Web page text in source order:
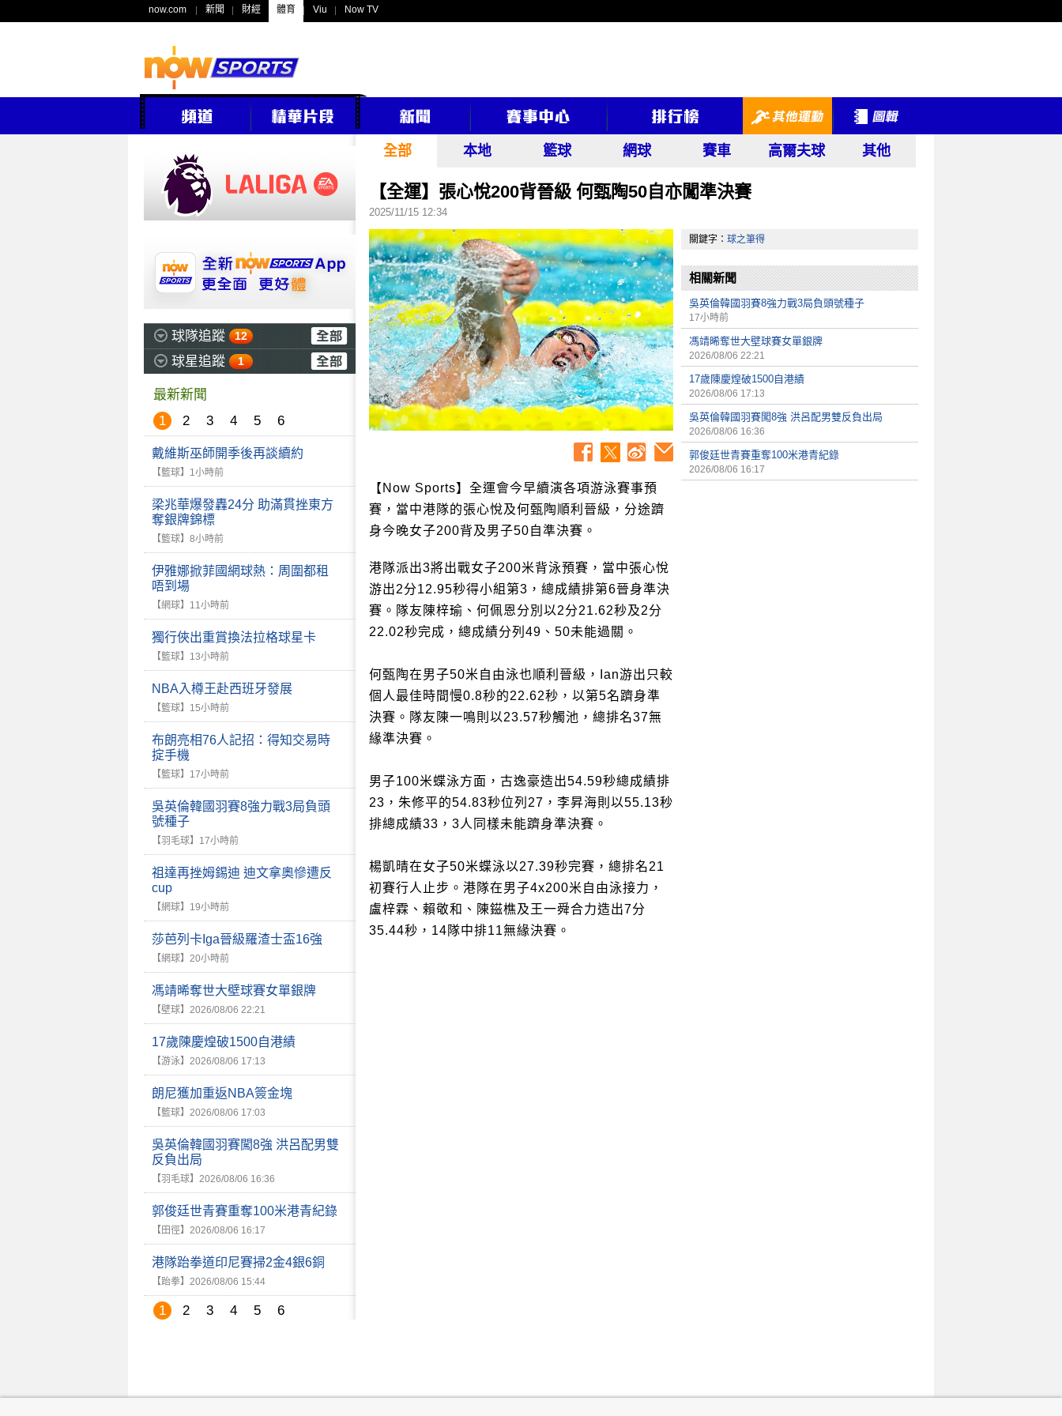
now.com 新聞 財經 體育 Viu Now TV
球隊追蹤 12
球星追蹤 1
最新新聞
1
2 3 4 5 6
戴維斯巫師開季後再談續約
【籃球】 1小時前
梁兆華爆發轟24分 助滿貫挫東方
奪銀牌錦標
【籃球】 8小時前
伊雅娜掀菲國網球熱：周圍都租
唔到場
【網球】 11小時前
獨行俠出重賞換法拉格球星卡
【籃球】 13小時前
NBA入樽王赴西班牙發展
【籃球】 15小時前
布朗亮相76人記招：得知交易時
掟手機
【籃球】 17小時前
吳英倫韓國羽賽8強力戰3局負頭
號種子
【羽毛球】 17小時前
祖達再挫姆錫迪 迪文拿奧慘遭反
cup
【網球】 19小時前
莎芭列卡Iga晉級羅渣士盃16強
【網球】 20小時前
馮靖晞奪世大壁球賽女單銀牌
【壁球】 2026/08/06 22:21
17歲陳慶煌破1500自港績
【游泳】 2026/08/06 17:13
朗尼獲加重返NBA簽金塊
【籃球】 2026/08/06 17:03
吳英倫韓國羽賽闖8強 洪呂配男雙
反負出局
【羽毛球】 2026/08/06 16:36
郭俊廷世青賽重奪100米港青紀錄
【田徑】 2026/08/06 16:17
港隊跆拳道印尼賽掃2金4銀6銅
【跆拳】 2026/08/06 15:44
1 2 3 4 5 6
全部 本地 籃球 網球 賽車 高爾夫球 其他
【全運】張心悅200背晉級 何甄陶50自亦闖準決賽
2025/11/15 12:34
【Now Sports】全運會今早續演各項游泳賽事預
賽，當中港隊的張心悅及何甄陶順利晉級，分途躋
身今晚女子200背及男子50自準決賽。
港隊派出3將出戰女子200米背泳預賽，當中張心悅
游出2分12.95秒得小組第3，總成績排第6晉身準決
賽。隊友陳梓瑜、何佩恩分別以2分21.62秒及2分
22.02秒完成，總成績分列49、50未能過關。
何甄陶在男子50米自由泳也順利晉級，Ian游出只較
個人最佳時間慢0.8秒的22.62秒，以第5名躋身準
決賽。隊友陳一鳴則以23.57秒觸池，總排名37無
緣準決賽。
男子100米蝶泳方面，古逸豪造出54.59秒總成績排
23，朱修平的54.83秒位列27，李昇海則以55.13秒
排總成績33，3人同樣未能躋身準決賽。
楊凱晴在女子50米蝶泳以27.39秒完賽，總排名21
初賽行人止步。港隊在男子4x200米自由泳接力，
盧梓霖、賴敬和、陳鎡樵及王一舜合力造出7分
35.44秒，14隊中排11無緣決賽。
關鍵字： 球之筆得
相關新聞
吳英倫韓國羽賽8強力戰3局負頭號種子
17小時前
馮靖晞奪世大壁球賽女單銀牌
2026/08/06 22:21
17歲陳慶煌破1500自港績
2026/08/06 17:13
吳英倫韓國羽賽闖8強 洪呂配男雙反負出局
2026/08/06 16:36
郭俊廷世青賽重奪100米港青紀錄
2026/08/06 16:17